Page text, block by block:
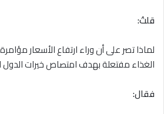
قلتُ:
لماذا تصر على أن وراء ارتفاع الأسعار
الغذاء مفتعلة بهدف امتصاص خيرات الدول
فقال: